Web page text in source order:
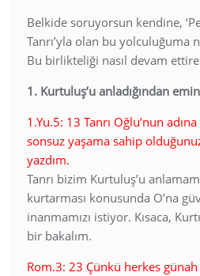
Belkide soruyorsun kendine,
Tanrı’yla olan bu yolculuğuma
Bu birlikteliği nasıl devam
1. Kurtuluş’u anladığından
1.Yu.5: 13 Tanrı Oğlu’nun
sonsuz yaşama sahip
yazdım.
Tanrı bizim Kurtuluş’u
kurtarması konusunda O’na
inanmamızı istiyor. Kısaca,
bir bakalım.
Rom.3: 23 Çünkü herkes günah